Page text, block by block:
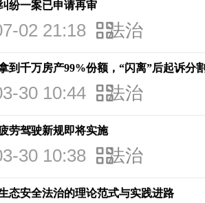
纷一案已申请再审
02 21:18 法治
到千万房产99%份额，“闪离”后起诉分
30 10:44 法治
劳驾驶新规即将实施
30 10:38 法治
态安全法治的理论范式与实践进路